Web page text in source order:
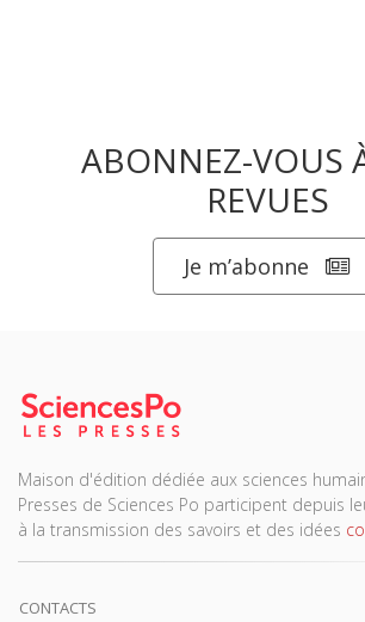
ABONNEZ-VOUS
REVUES
Je m’abonne
Maison d'édition dédiée aux sciences
Presses de Sciences Po participent depuis
à la transmission des savoirs et des idées
CONTACTS